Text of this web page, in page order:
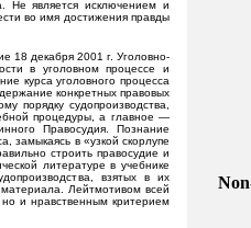
Не является исключением и
во имя достижения правды
18 декабря 2001 г. Уголовно-
в уголовном процессе и
курса уголовного процесса
конкретных правовых
порядку судопроизводства,
процедуры, а главное —
Правосудия. Познание
замыкаясь в «узкой скорлупе
строить правосудие и
литературе в учебнике
взятых в их
Лейтмотивом всей
но и нравственным критерием